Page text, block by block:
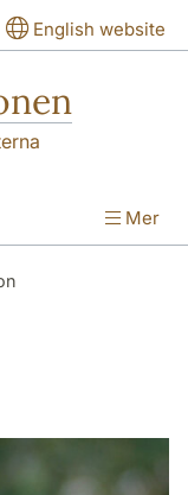
English website
Mer